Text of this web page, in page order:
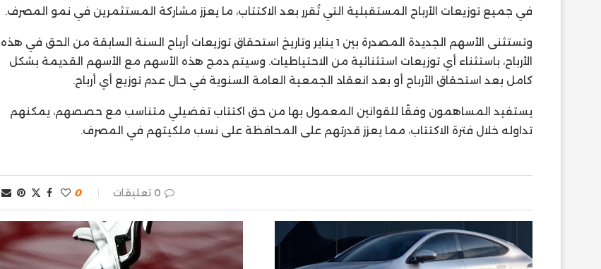
في جميع توزيعات الأرباح المستقبلية التي تُقرر بعد الاكتتاب، ما يعزز مشاركة المستثمرين في نمو المصرف.
وتستثنى الأسهم الجديدة المصدرة بين 1 يناير وتاريخ استحقاق توزيعات أرباح السنة السابقة من الحق في هذه
الأرباح، باستثناء أي توزيعات استثنائية من الاحتياطيات. وسيتم دمج هذه الأسهم مع الأسهم القديمة بشكل
كامل بعد استحقاق الأرباح أو بعد انعقاد الجمعية العامة السنوية في حال عدم توزيع أي أرباح.
يستفيد المساهمون وفقًا للقوانين المعمول بها من حق اكتتاب تفضيلي متناسب مع حصصهم، يمكنهم
تداوله خلال فترة الاكتتاب، مما يعزز قدرتهم على المحافظة على نسب ملكيتهم في المصرف.
0 تعليقات 0